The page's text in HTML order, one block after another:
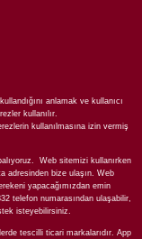
anlamak ve kullanıcı
kullanılır.
kullanılmasına izin vermiş
Web sitemizi kullanırken
adresinden bize ulaşın. Web
yapacağımızdan emin
telefon numarasından ulaşabilir,
isteyebilirsiniz.
tescilli ticari markalarıdır. App